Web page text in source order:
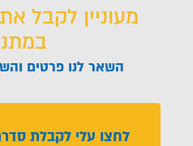
מעוניין לקבל
השאר לנו פרטים
לחצו עלי לקבלת